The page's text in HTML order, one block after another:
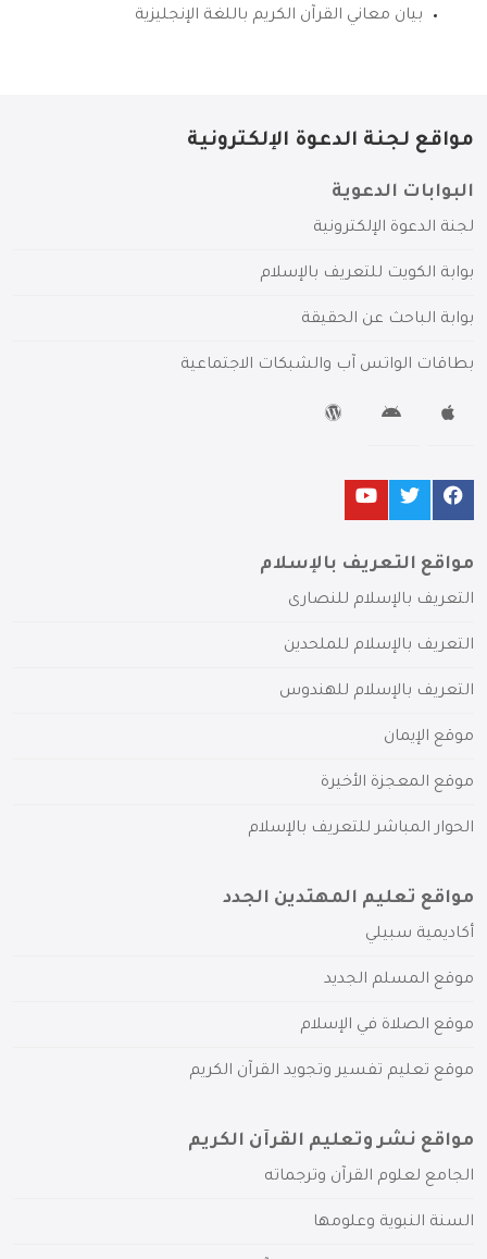
بيان معاني القرآن الكريم باللغة الإنجليزية
مواقع لجنة الدعوة الإلكترونية
البوابات الدعوية
لجنة الدعوة الإلكترونية
بوابة الكويت للتعريف بالإسلام
بوابة الباحث عن الحقيقة
بطاقات الواتس آب والشبكات الاجتماعية
مواقع التعريف بالإسلام
التعريف بالإسلام للنصارى
التعريف بالإسلام للملحدين
التعريف بالإسلام للهندوس
موقع الإيمان
موقع المعجزة الأخيرة
الحوار المباشر للتعريف بالإسلام
مواقع تعليم المهتدين الجدد
أكاديمية سبيلي
موقع المسلم الجديد
موقع الصلاة في الإسلام
موقع تعليم تفسير وتجويد القرآن الكريم
مواقع نشر وتعليم القرآن الكريم
الجامع لعلوم القرآن وترجماته
السنة النبوية وعلومها